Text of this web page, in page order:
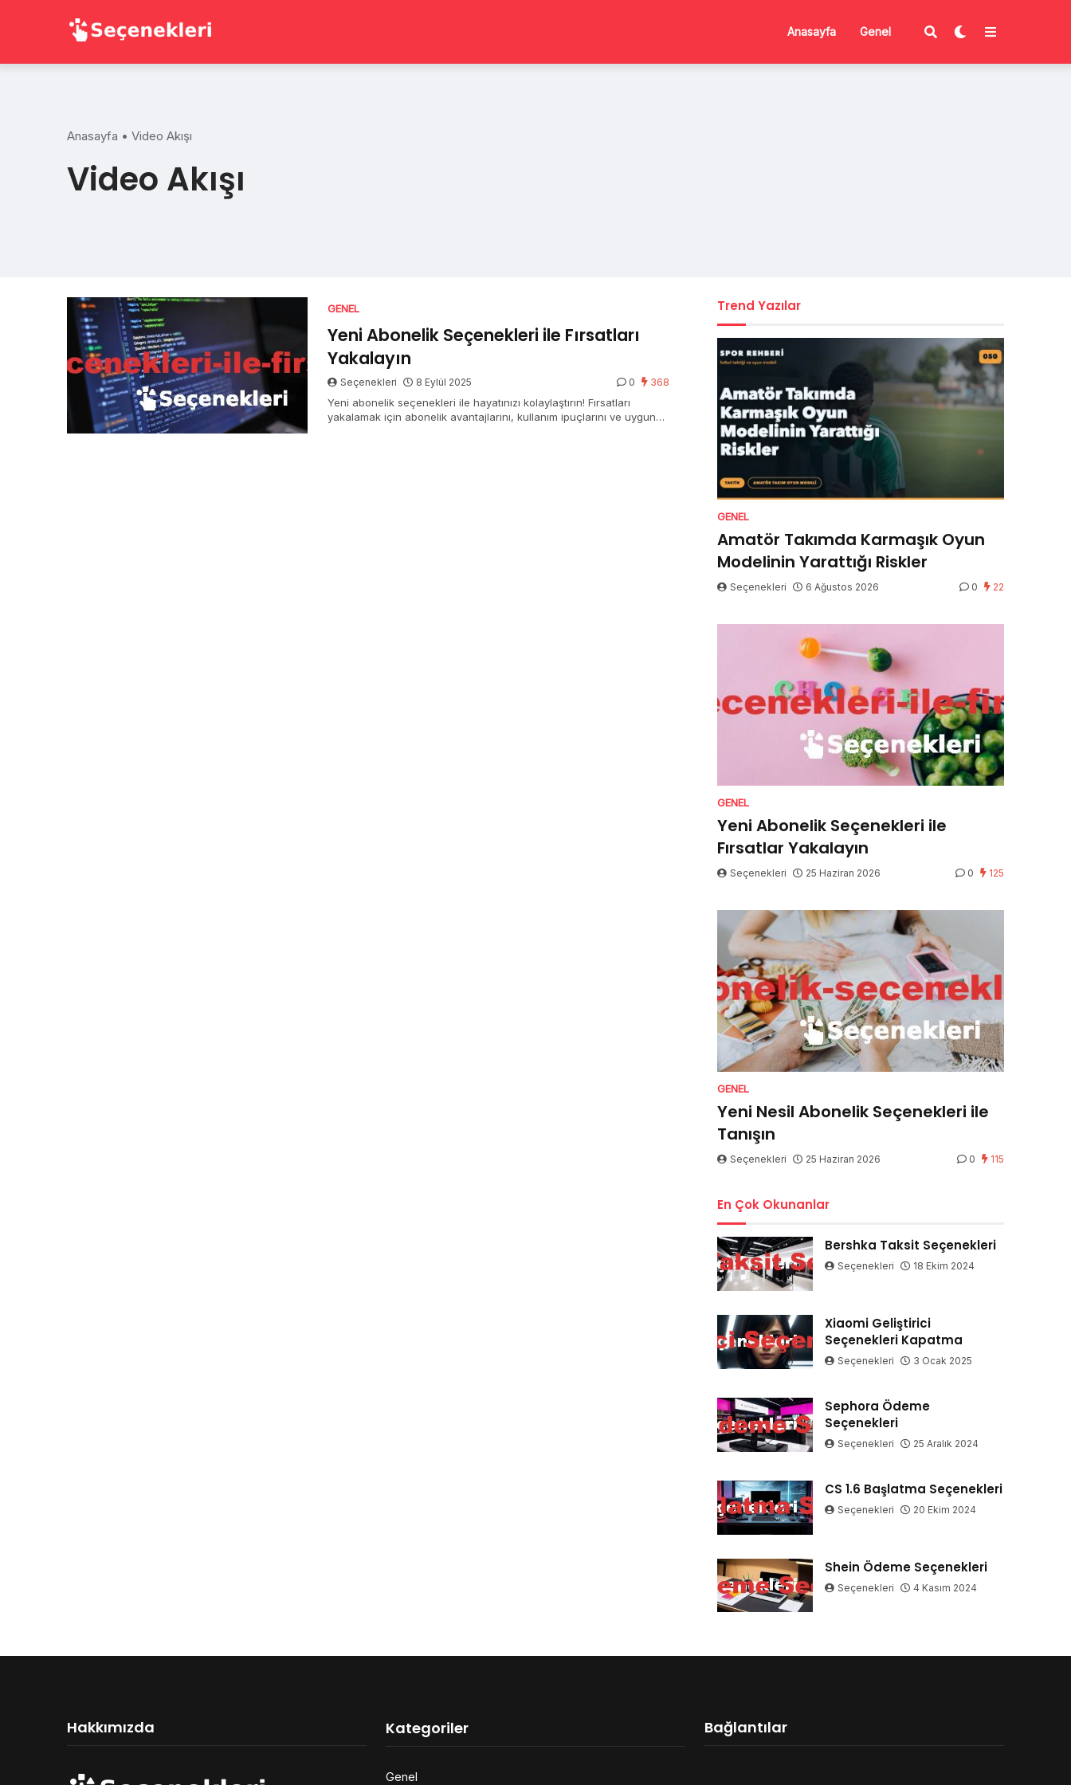
Anasayfa Genel
Anasayfa • Video Akışı
Video Akışı
GENEL
Yeni Abonelik Seçenekleri ile Fırsatları
Yakalayın
Seçenekleri 8 Eylül 2025 0 368
Yeni abonelik seçenekleri ile hayatınızı kolaylaştırın! Fırsatları
yakalamak için abonelik avantajlarını, kullanım ipuçlarını ve uygun
Trend Yazılar
GENEL
Amatör Takımda Karmaşık Oyun
Modelinin Yarattığı Riskler
Seçenekleri 6 Ağustos 2026 0 22
GENEL
Yeni Abonelik Seçenekleri ile
Fırsatlar Yakalayın
Seçenekleri 25 Haziran 2026 0 125
GENEL
Yeni Nesil Abonelik Seçenekleri ile
Tanışın
Seçenekleri 25 Haziran 2026 0 115
En Çok Okunanlar
Bershka Taksit Seçenekleri
Seçenekleri 18 Ekim 2024
Xiaomi Geliştirici
Seçenekleri Kapatma
Seçenekleri 3 Ocak 2025
Sephora Ödeme
Seçenekleri
Seçenekleri 25 Aralık 2024
CS 1.6 Başlatma Seçenekleri
Seçenekleri 20 Ekim 2024
Shein Ödeme Seçenekleri
Seçenekleri 4 Kasım 2024
Hakkımızda Kategoriler
Genel
Bağlantılar